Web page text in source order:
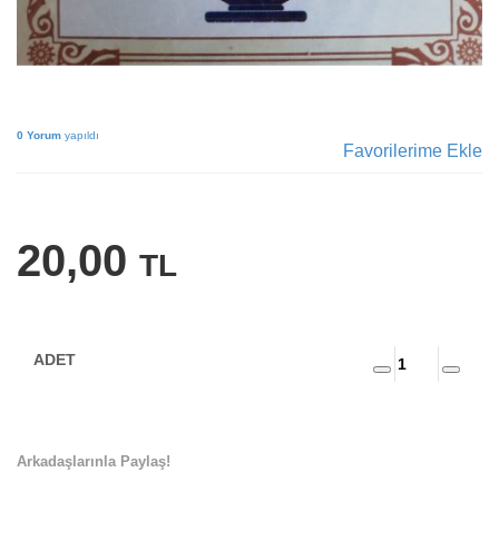
0 Yorum yapıldı
Favorilerime Ekle
20,00 TL
Arkadaşlarınla Paylaş!